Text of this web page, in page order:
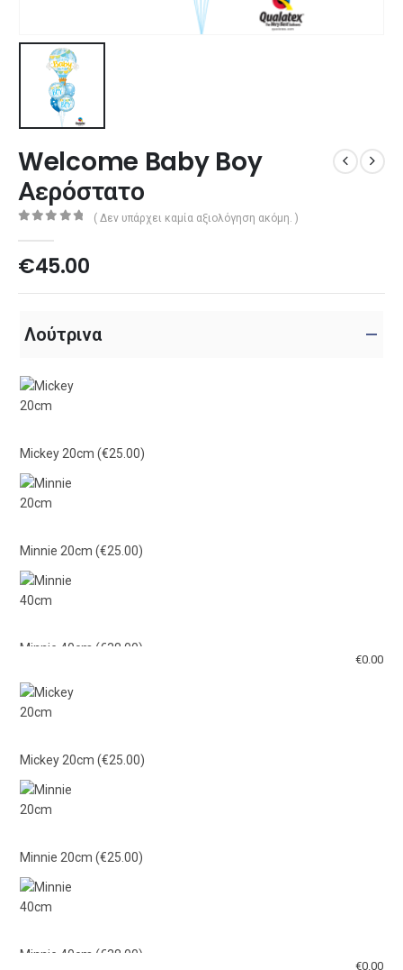
Welcome Baby Boy
Αερόστατο
( Δεν υπάρχει καμία αξιολόγηση ακόμη. )
€45.00
Λούτρινα
Mickey 20cm (€25.00)
Minnie 20cm (€25.00)
Minnie 40cm (€38.00)
€0.00
Mickey 20cm (€25.00)
Minnie 20cm (€25.00)
Minnie 40cm (€38.00)
€0.00